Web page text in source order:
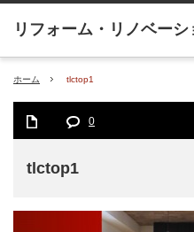
ホーム tlctop1
0
tlctop1